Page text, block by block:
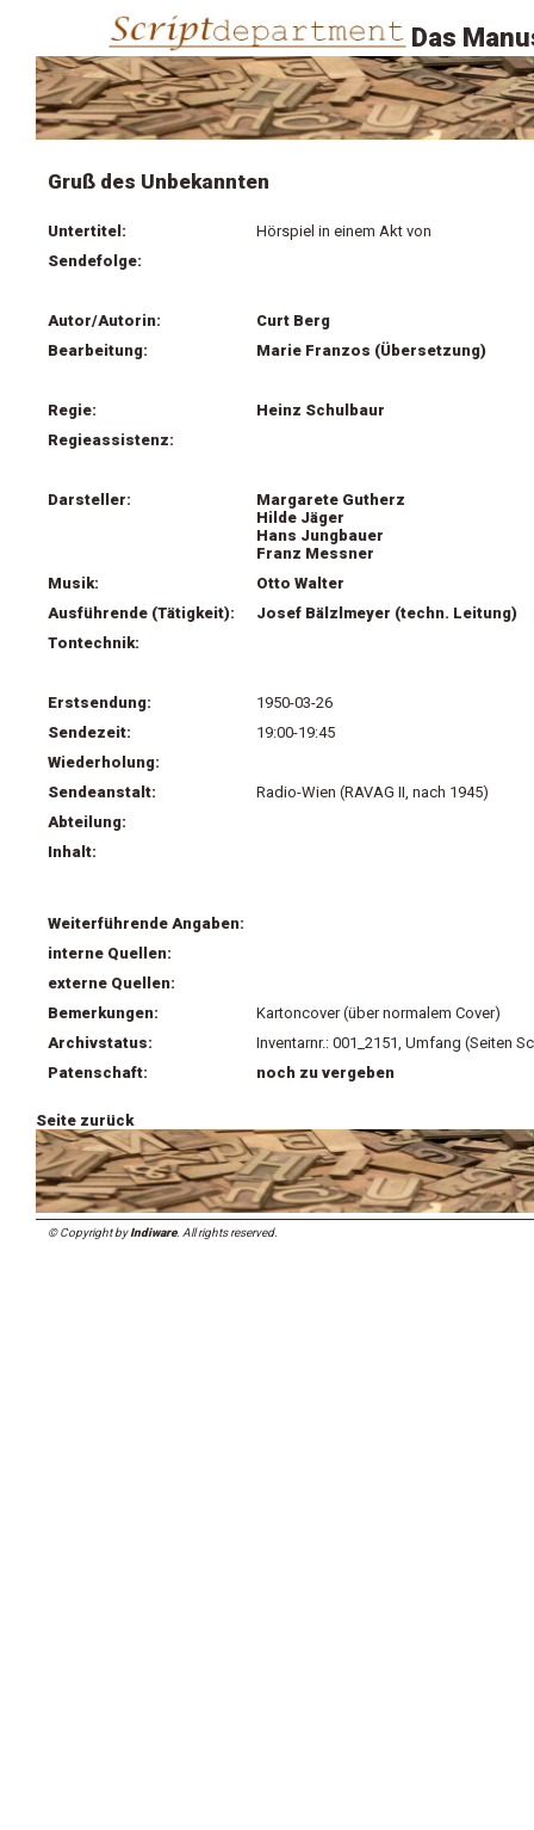
Das
Gruß des Unbekannten
Untertitel:
Hörspiel in einem Akt von
Sendefolge:
Autor/Autorin:
Curt Berg
Bearbeitung:
Marie Franzos (Übersetzung)
Regie:
Heinz Schulbaur
Regieassistenz:
Darsteller:
Margarete Gutherz
Hilde Jäger
Hans Jungbauer
Franz Messner
Musik:
Otto Walter
Ausführende (Tätigkeit):
Josef Bälzlmeyer (techn. Leitung)
Tontechnik:
Erstsendung:
1950-03-26
Sendezeit:
19:00-19:45
Wiederholung:
Sendeanstalt:
Radio-Wien (RAVAG II, nach 1945)
Abteilung:
Inhalt:
Weiterführende Angaben:
interne Quellen:
externe Quellen:
Bemerkungen:
Kartoncover (über normalem Cover)
Archivstatus:
Inventarnr.: 001_2151, Umfang (Seiten
Patenschaft:
noch zu vergeben
Seite zurück
© Copyright byIndiware. All rights reserved.